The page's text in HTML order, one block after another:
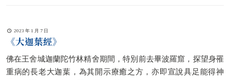
2023 年 1 月 7 日
《大迦葉經》
佛在王舍城迦蘭陀竹林精舍期間，特別前去畢波羅窟，探望身罹
重病的長老大迦葉，為其開示療癒之方，亦即宣說具足能得神